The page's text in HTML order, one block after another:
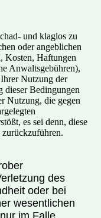
und klaglos zu
oder angeblichen
Kosten, Haftungen
Anwaltsgebühren),
Nutzung der
dieser Bedingungen
Nutzung, die gegen
es sei denn, diese
des
oder bei
wesentlichen
im Falle